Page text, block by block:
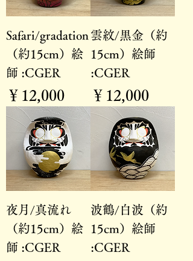
Safari/gradation
（約15cm）絵
師 :CGER
価格
￥12,000
雲紋/黒金（約
15cm）絵師
:CGER
価格
￥12,000
夜月/真流れ
（約15cm）絵
師 :CGER
波鶴/白波（約
15cm）絵師
:CGER